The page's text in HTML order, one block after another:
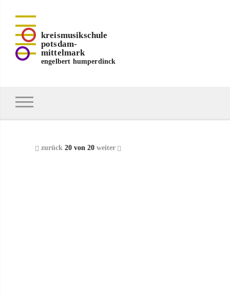
kreismusikschule
potsdam-
mittelmark
engelbert humperdinck
zurück20 von 20 weiter